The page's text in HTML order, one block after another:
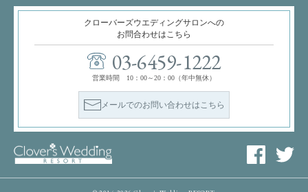
クローバーズウエディングサロンへの
お問合わせはこちら
03-6459-1222
営業時間 10：00～20：00（年中無休）
メールでのお問い合わせはこちら